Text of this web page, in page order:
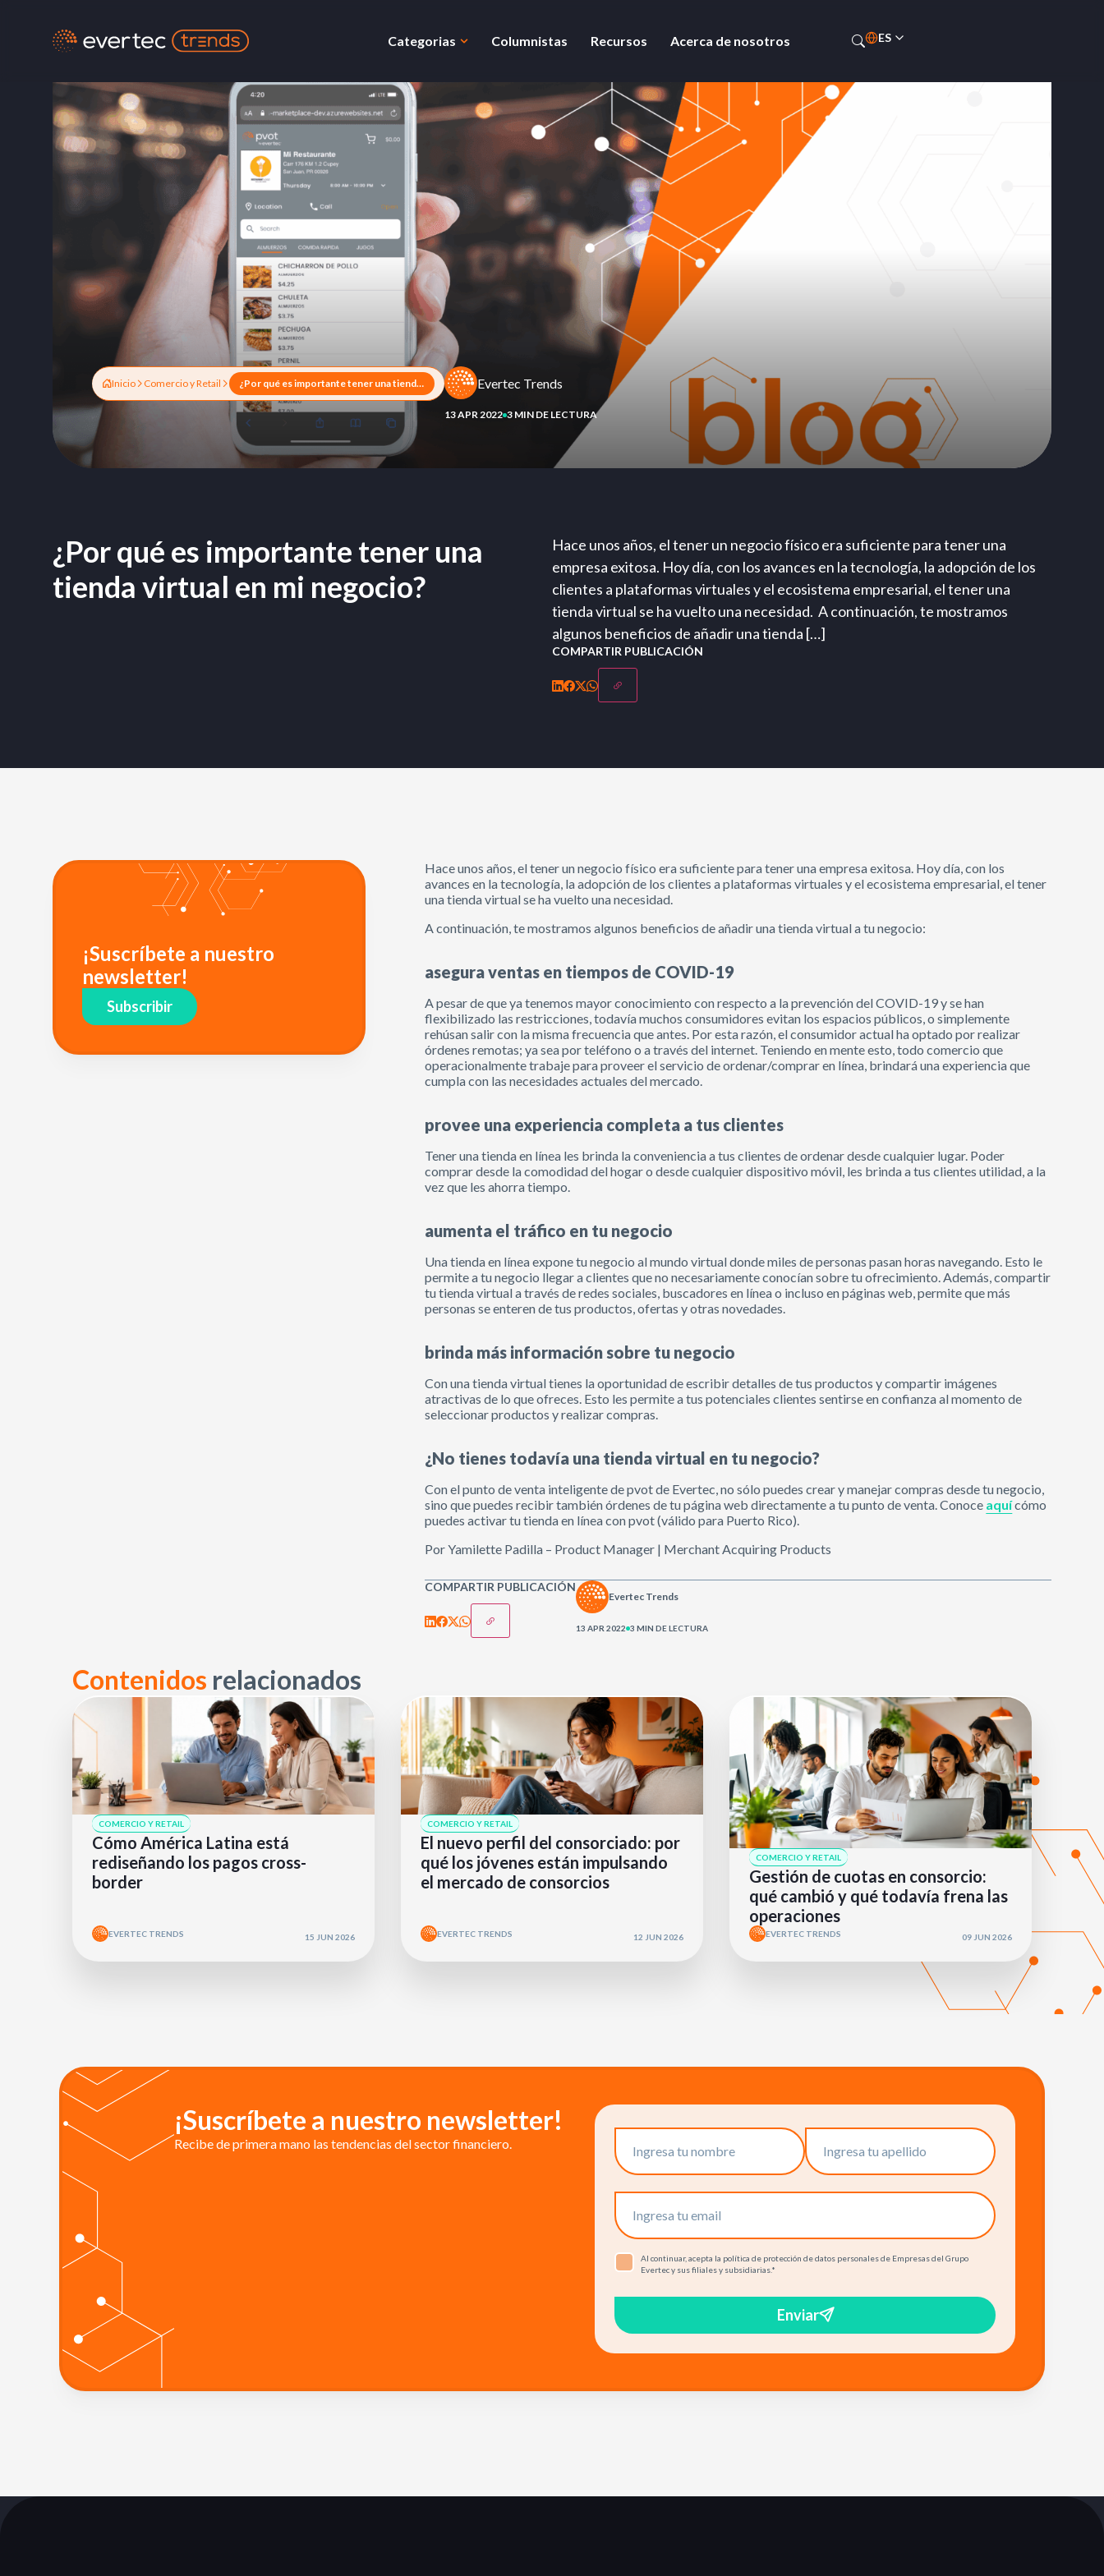
Categorias Columnistas Recursos Acerca de nosotros ES
Inicio Comercio y Retail ¿Por qué es importante tener una tienda virtual en mi negocio? Evertec Trends
13 APR 2022 3 MIN DE LECTURA
¿Por qué es importante tener una
tienda virtual en mi negocio?
Hace unos años, el tener un negocio físico era suficiente para tener una
empresa exitosa. Hoy día, con los avances en la tecnología, la adopción de los
clientes a plataformas virtuales y el ecosistema empresarial, el tener una
tienda virtual se ha vuelto una necesidad. A continuación, te mostramos
algunos beneficios de añadir una tienda […]
COMPARTIR PUBLICACIÓN
¡Suscríbete a nuestro
newsletter!
Subscribir
Hace unos años, el tener un negocio físico era suficiente para tener una empresa exitosa. Hoy día, con los
avances en la tecnología, la adopción de los clientes a plataformas virtuales y el ecosistema empresarial, el tener
una tienda virtual se ha vuelto una necesidad.
A continuación, te mostramos algunos beneficios de añadir una tienda virtual a tu negocio:
asegura ventas en tiempos de COVID-19
A pesar de que ya tenemos mayor conocimiento con respecto a la prevención del COVID-19 y se han
flexibilizado las restricciones, todavía muchos consumidores evitan los espacios públicos, o simplemente
rehúsan salir con la misma frecuencia que antes. Por esta razón, el consumidor actual ha optado por realizar
órdenes remotas; ya sea por teléfono o a través del internet. Teniendo en mente esto, todo comercio que
operacionalmente trabaje para proveer el servicio de ordenar/comprar en línea, brindará una experiencia que
cumpla con las necesidades actuales del mercado.
provee una experiencia completa a tus clientes
Tener una tienda en línea les brinda la conveniencia a tus clientes de ordenar desde cualquier lugar. Poder
comprar desde la comodidad del hogar o desde cualquier dispositivo móvil, les brinda a tus clientes utilidad, a la
vez que les ahorra tiempo.
aumenta el tráfico en tu negocio
Una tienda en línea expone tu negocio al mundo virtual donde miles de personas pasan horas navegando. Esto le
permite a tu negocio llegar a clientes que no necesariamente conocían sobre tu ofrecimiento. Además, compartir
tu tienda virtual a través de redes sociales, buscadores en línea o incluso en páginas web, permite que más
personas se enteren de tus productos, ofertas y otras novedades.
brinda más información sobre tu negocio
Con una tienda virtual tienes la oportunidad de escribir detalles de tus productos y compartir imágenes
atractivas de lo que ofreces. Esto les permite a tus potenciales clientes sentirse en confianza al momento de
seleccionar productos y realizar compras.
¿No tienes todavía una tienda virtual en tu negocio?
Con el punto de venta inteligente de pvot de Evertec, no sólo puedes crear y manejar compras desde tu negocio,
sino que puedes recibir también órdenes de tu página web directamente a tu punto de venta. Conoce aquícómo
puedes activar tu tienda en línea con pvot (válido para Puerto Rico).
Por Yamilette Padilla – Product Manager | Merchant Acquiring Products
COMPARTIR PUBLICACIÓN
Evertec Trends
13 APR 2022 3 MIN DE LECTURA
Contenidos relacionados
COMERCIO Y RETAIL
Cómo América Latina está
rediseñando los pagos cross-
border
EVERTEC TRENDS 15 JUN 2026
COMERCIO Y RETAIL
El nuevo perfil del consorciado: por
qué los jóvenes están impulsando
el mercado de consorcios
EVERTEC TRENDS 12 JUN 2026
COMERCIO Y RETAIL
Gestión de cuotas en consorcio:
qué cambió y qué todavía frena las
operaciones
EVERTEC TRENDS 09 JUN 2026
¡Suscríbete a nuestro newsletter!
Recibe de primera mano las tendencias del sector financiero.
Al continuar, acepta la política de protección de datos personales de Empresas del Grupo
Evertec y sus filiales y subsidiarias.*
Enviar